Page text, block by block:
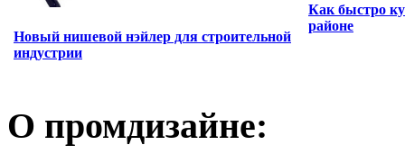
Новый нишевой нэйлер для строительной
индустрии
Как быстро
районе
О промдизайне: